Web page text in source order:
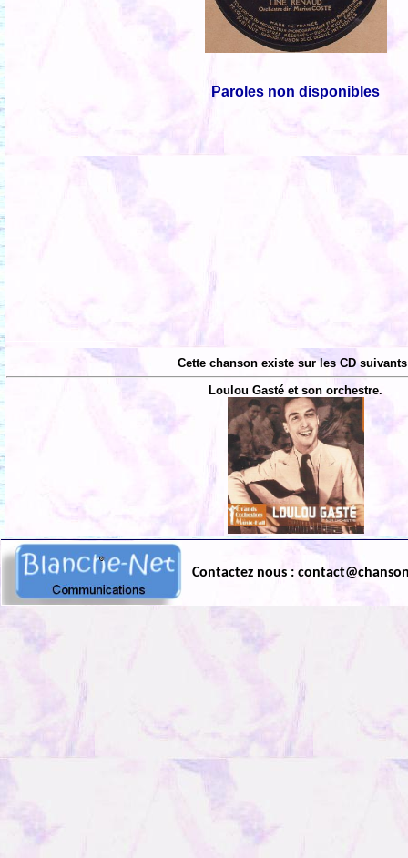
Paroles non disponibles
Cette chanson existe sur les CD
Loulou Gasté et son orchestre.
Contactez nous :